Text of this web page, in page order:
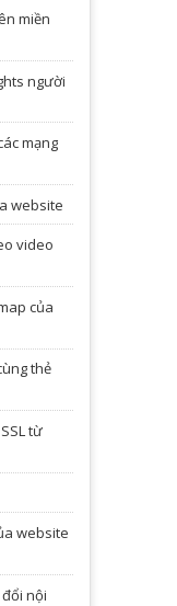
miền
người
mạng
website
video
của
thẻ
từ
website
nội